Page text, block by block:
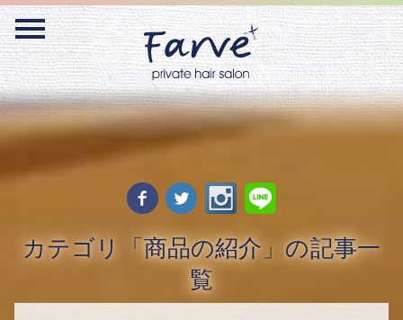
Warning: Undefined variable $webmaster_id_flag in /home/act55/farve-
hair.com/public_html/blog/wp-content/themes/farve/functions.php on line138
カテゴリ「商品の紹介」の記事一
覧